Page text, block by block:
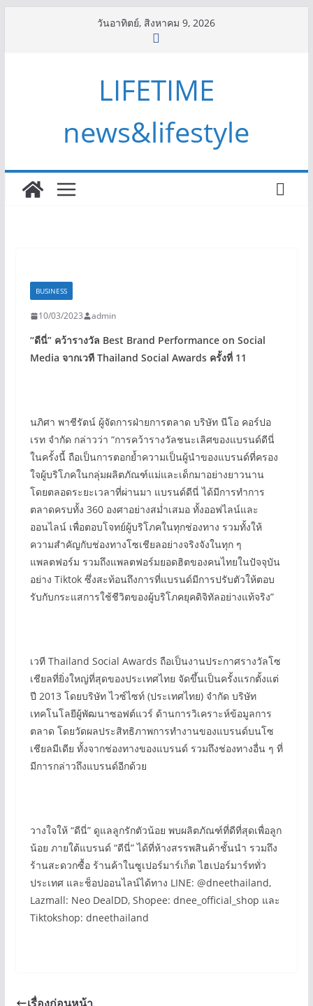
วันอาทิตย์, สิงหาคม 9, 2026
LIFETIME
news&lifestyle
BUSINESS
10/03/2023 admin
“ดีนี่” คว้ารางวัล Best Brand Performance on Social
Media จากเวที Thailand Social Awards ครั้งที่ 11
นภิศา พาชีรัตน์ ผู้จัดการฝ่ายการตลาด บริษัท นีโอ คอร์ปอ
เรท จำกัด กล่าวว่า “การคว้ารางวัลชนะเลิศของแบรนด์ดีนี่
ในครั้งนี้ ถือเป็นการตอกย้ำความเป็นผู้นำของแบรนด์ที่ครอง
ใจผู้บริโภคในกลุ่มผลิตภัณฑ์แม่และเด็กมาอย่างยาวนาน
โดยตลอดระยะเวลาที่ผ่านมา แบรนด์ดีนี่ ได้มีการทำการ
ตลาดครบทั้ง 360 องศาอย่างสม่ำเสมอ ทั้งออฟไลน์และ
ออนไลน์ เพื่อตอบโจทย์ผู้บริโภคในทุกช่องทาง รวมทั้งให้
ความสำคัญกับช่องทางโซเชียลอย่างจริงจังในทุก ๆ
แพลตฟอร์ม รวมถึงแพลตฟอร์มยอดฮิตของคนไทยในปัจจุบัน
อย่าง Tiktok ซึ่งสะท้อนถึงการที่แบรนด์มีการปรับตัวให้ตอบ
รับกับกระแสการใช้ชีวิตของผู้บริโภคยุคดิจิทัลอย่างแท้จริง”
เวที Thailand Social Awards ถือเป็นงานประกาศรางวัลโซ
เชียลที่ยิ่งใหญ่ที่สุดของประเทศไทย จัดขึ้นเป็นครั้งแรกตั้งแต่
ปี 2013 โดยบริษัท ไวซ์ไซท์ (ประเทศไทย) จำกัด บริษัท
เทคโนโลยีผู้พัฒนาซอฟต์แวร์ ด้านการวิเคราะห์ข้อมูลการ
ตลาด โดยวัดผลประสิทธิภาพการทำงานของแบรนด์บนโซ
เชียลมีเดีย ทั้งจากช่องทางของแบรนด์ รวมถึงช่องทางอื่น ๆ ที่
มีการกล่าวถึงแบรนด์อีกด้วย
วางใจให้ “ดีนี่” ดูแลลูกรักตัวน้อย พบผลิตภัณฑ์ที่ดีที่สุดเพื่อลูก
น้อย ภายใต้แบรนด์ “ดีนี่” ได้ที่ห้างสรรพสินค้าชั้นนำ รวมถึง
ร้านสะดวกซื้อ ร้านค้าในซูเปอร์มาร์เก็ต ไฮเปอร์มาร์ททั่ว
ประเทศ และช็อปออนไลน์ได้ทาง LINE: @dneethailand,
Lazmall: Neo DealDD, Shopee: dnee_official_shop และ
Tiktokshop: dneethailand